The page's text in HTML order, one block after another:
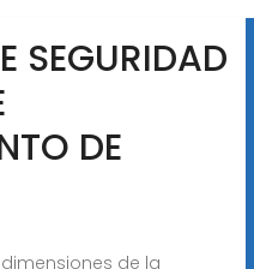
SEGURIDAD
DE
de la